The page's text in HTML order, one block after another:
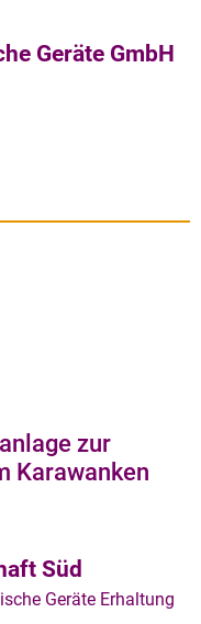
Geräte GmbH
zur
Karawanken
Süd
Geräte Erhaltung